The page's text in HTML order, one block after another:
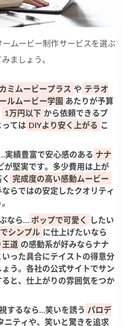
ムービー制作サービスを選ぶ
ましょう。
ミムービープラス や テラオ
ルムービー学園 あたりが予算
1万円以下 から依頼できるプ
っては DIYより安く上がる こ
実績豊富で安心感のある ナナ
が堅実です。多少費用は上が
完成度の高い感動ムービー
らではの安定したクオリティ
なら… ポップで可愛く
したい
シンプル に仕上げたいなら
王道 の感動系が好みならナナ
った具合にテイストの得意分
う。各社の公式サイトでサン
と、仕上がりの雰囲気をつか
するなら…笑いを誘う パロデ
ニティや、笑いと驚きを追求